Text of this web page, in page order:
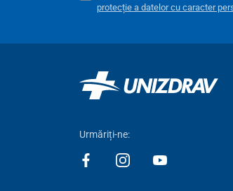
protecție a datelor cu caracter
Urmăriți-ne: